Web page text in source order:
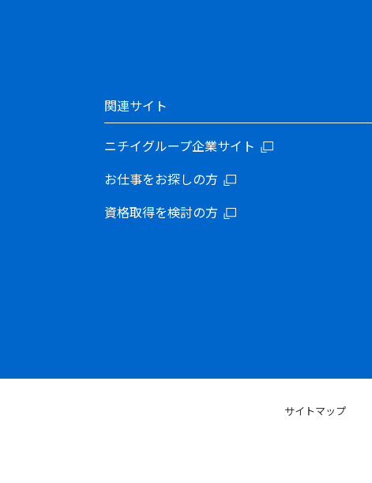
関連サイト
ニチイグループ企業サイト
お仕事をお探しの方
資格取得を検討の方
サイトマップ